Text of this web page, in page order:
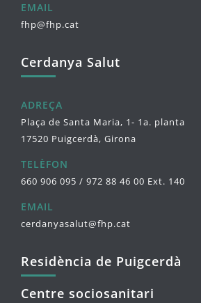
EMAIL
fhp@fhp.cat
Cerdanya Salut
ADREÇA
Plaça de Santa Maria, 1- 1a. planta
17520 Puigcerdà, Girona
TELÈFON
660 906 095 / 972 88 46 00 Ext. 140
EMAIL
cerdanyasalut@fhp.cat
Residència de Puigcerdà
Centre sociosanitari